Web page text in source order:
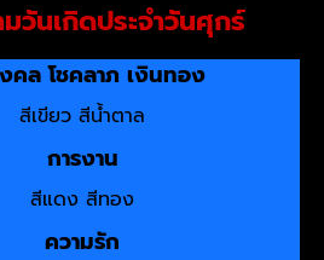
วันเกิดประจำวันศุกร์
คล โชคลาภ เงินทอง
สีเขียว สีน้ำตาล
การงาน
สีแดง สีทอง
ความรัก